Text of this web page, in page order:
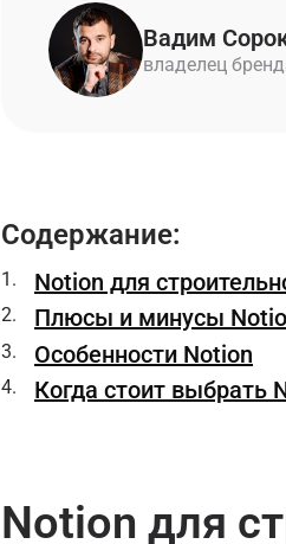
Вадим
владелец
Содержание:
Notion для
Плюсы и минусы
Особенности Notion
Когда стоит выбрать
Notion для